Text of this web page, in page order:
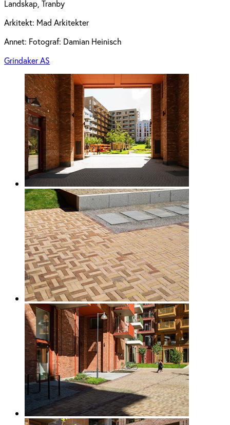
Landskap, Tranby
Arkitekt: Mad Arkitekter
Annet: Fotograf: Damian Heinisch
Grindaker AS